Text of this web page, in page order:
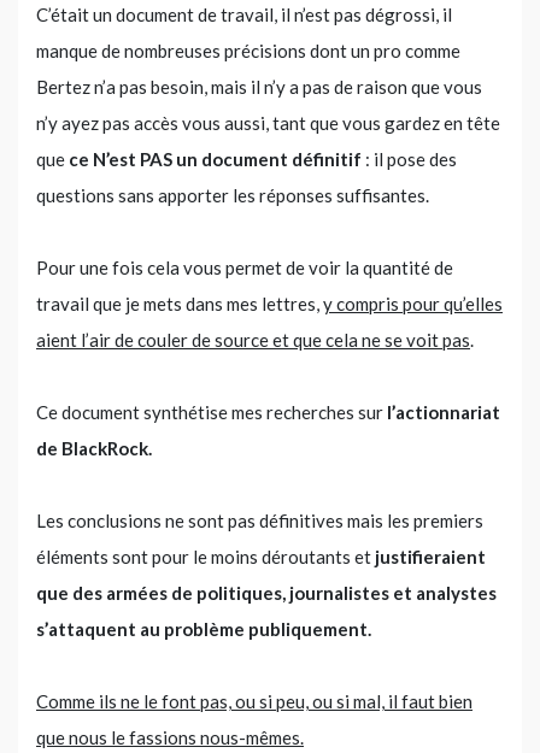
C’était un document de travail, il n’est pas dégrossi, il
manque de nombreuses précisions dont un pro comme
Bertez n’a pas besoin, mais il n’y a pas de raison que vous
n’y ayez pas accès vous aussi, tant que vous gardez en tête
que ce N’est PAS un document définitif : il pose des
questions sans apporter les réponses suffisantes.
Pour une fois cela vous permet de voir la quantité de
travail que je mets dans mes lettres,y compris pour qu’elles
aient l’air de couler de source et que cela ne se voit pas.
Ce document synthétise mes recherches sur l’actionnariat
de BlackRock.
Les conclusions ne sont pas définitives mais les premiers
éléments sont pour le moins déroutants et justifieraient
que des armées de politiques, journalistes et analystes
s’attaquent au problème publiquement.
Comme ils ne le font pas, ou si peu, ou si mal, il faut bien
que nous le fassions nous-mêmes.